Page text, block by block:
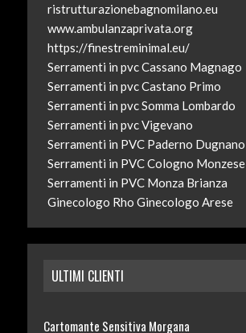
ristrutturazionebagnomilano.eu
www.ambulanzaprivata.org
https://finestreminimal.eu/
Serramenti in pvc Cassano Magnago
Serramenti in pvc Castano Primo
Serramenti in pvc Somma Lombardo
Serramenti in pvc Vigevano
Serramenti in PVC Paderno Dugnano
Serramenti in PVC Cologno Monzese
Serramenti in PVC Monza Brianza
Ginecologo Rho Ginecologo Arese
ULTIMI CLIENTI
Cartomante Sensitiva Morgana